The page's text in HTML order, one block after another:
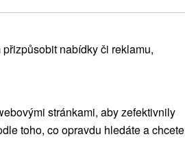
nabídky či reklamu,
stránkami, aby zefektivnily
toho, co opravdu hledáte a chcete